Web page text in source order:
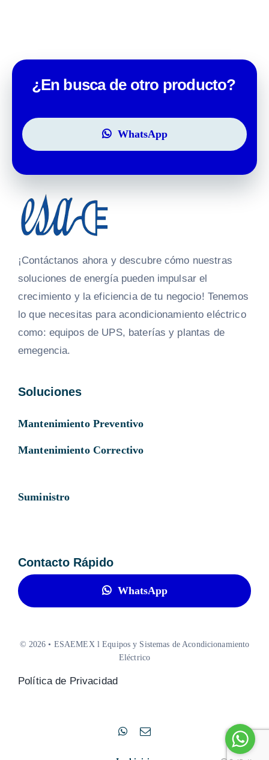
¿En busca de otro producto?
WhatsApp
¡Contáctanos ahora y descubre cómo nuestras
soluciones de energía pueden impulsar el
crecimiento y la eficiencia de tu negocio! Tenemos
lo que necesitas para acondicionamiento eléctrico
como: equipos de UPS, baterías y plantas de
emegencia.
Soluciones
Mantenimiento Preventivo
Mantenimiento Correctivo
Suministro
Contacto Rápido
WhatsApp
© 2026 • ESAEMEX l Equipos y Sistemas de Acondicionamiento
Eléctrico
Política de Privacidad